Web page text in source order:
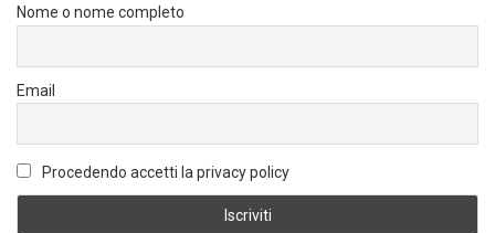
Nome o nome completo
Email
Procedendo accetti la privacy policy